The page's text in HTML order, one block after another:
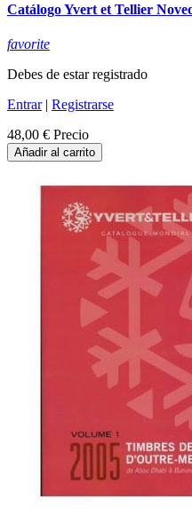
Catálogo Yvert et Tellier
favorite
Debes de estar registrado
Entrar| Registrarse
48,00 € Precio
Añadir al carrito